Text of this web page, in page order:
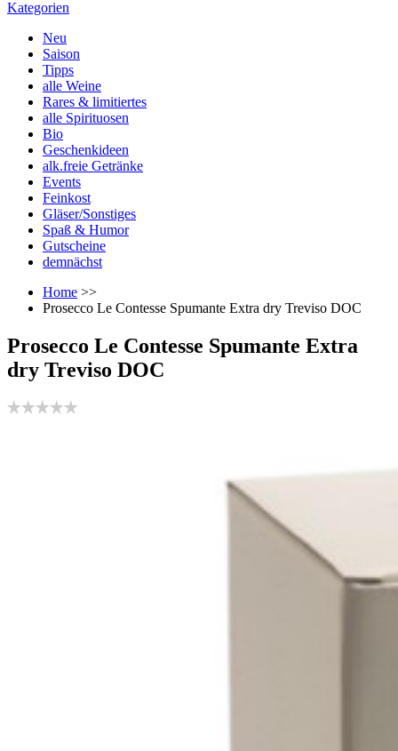
Kategorien
Neu
Saison
Tipps
alle Weine
Rares & limitiertes
alle Spirituosen
Bio
Geschenkideen
alk.freie Getränke
Events
Feinkost
Gläser/Sonstiges
Spaß & Humor
Gutscheine
demnächst
Home >>
Prosecco Le Contesse Spumante Extra dry Treviso DOC
Prosecco Le Contesse Spumante Extra
dry Treviso DOC